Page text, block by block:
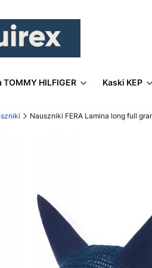
HILFIGER Kaski KEP
Nauszniki FERA Lamina long full